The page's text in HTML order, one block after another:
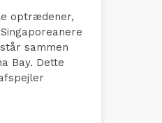
optrædener,
sammen
Bay. Dette